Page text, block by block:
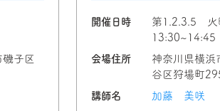
子区
開催日時
第1.2.3.5
13:30~14:45
会場住所
神奈川県横浜
谷区狩場町
講師名
加藤 美咲